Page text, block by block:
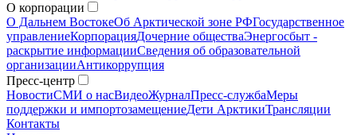
О корпорации
О Дальнем ВостокеОб Арктической зоне РФГосударственное
управлениеКорпорацияДочерние обществаЭнергосбыт -
раскрытие информацииСведения об образовательной
организацииАнтикоррупция
Пресс-центр
НовостиСМИ о насВидеоЖурналПресс-службаМеры
поддержки и импортозамещениеДети АрктикиТрансляции
Контакты